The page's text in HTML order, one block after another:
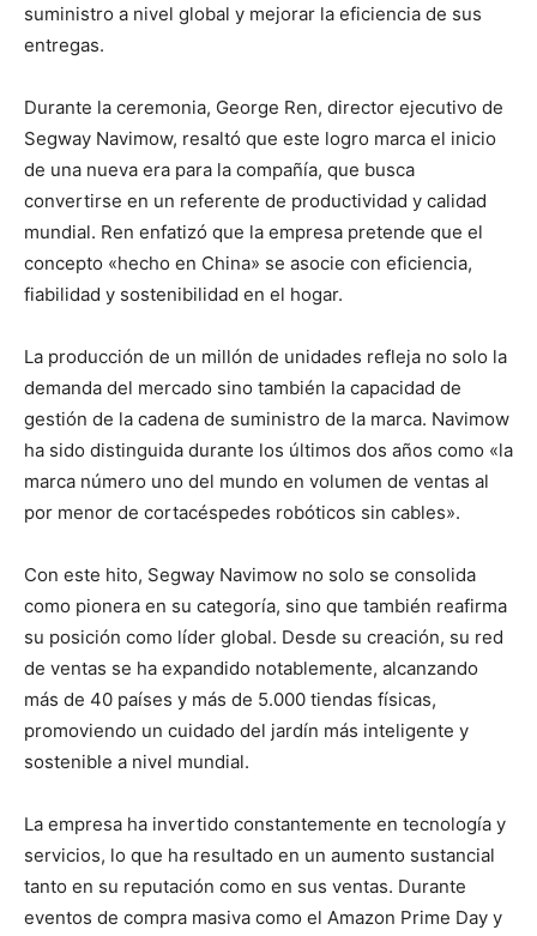
suministro a nivel global y mejorar la eficiencia de sus
entregas.
Durante la ceremonia, George Ren, director ejecutivo de
Segway Navimow, resaltó que este logro marca el inicio
de una nueva era para la compañía, que busca
convertirse en un referente de productividad y calidad
mundial. Ren enfatizó que la empresa pretende que el
concepto «hecho en China» se asocie con eficiencia,
fiabilidad y sostenibilidad en el hogar.
La producción de un millón de unidades refleja no solo la
demanda del mercado sino también la capacidad de
gestión de la cadena de suministro de la marca. Navimow
ha sido distinguida durante los últimos dos años como «la
marca número uno del mundo en volumen de ventas al
por menor de cortacéspedes robóticos sin cables».
Con este hito, Segway Navimow no solo se consolida
como pionera en su categoría, sino que también reafirma
su posición como líder global. Desde su creación, su red
de ventas se ha expandido notablemente, alcanzando
más de 40 países y más de 5.000 tiendas físicas,
promoviendo un cuidado del jardín más inteligente y
sostenible a nivel mundial.
La empresa ha invertido constantemente en tecnología y
servicios, lo que ha resultado en un aumento sustancial
tanto en su reputación como en sus ventas. Durante
eventos de compra masiva como el Amazon Prime Day y